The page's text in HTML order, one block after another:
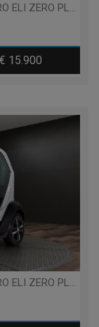
Eli elettric ELI ZERO ELI ZERO PLUS + TABLET + RANGE EXTENDED 200KM
€ 15.900
Eli elettric ELI ZERO ELI ZERO PLUS + TABLET + RANGE EXTENDED 200KM